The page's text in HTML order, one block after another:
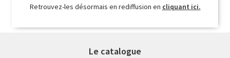
Retrouvez-les désormais en rediffusion en cliquant ici.
Le catalogue